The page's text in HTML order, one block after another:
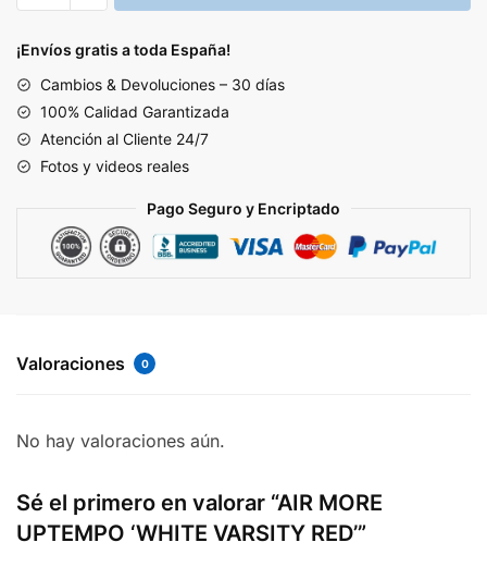
'WHITE
RED'
cantidad
¡Envíos gratis a toda España!
Cambios & Devoluciones – 30 días
100% Calidad Garantizada
Atención al Cliente 24/7
Fotos y videos reales
Pago Seguro y Encriptado
Valoraciones 0
No hay valoraciones aún.
Sé el primero en valorar “AIR MORE
UPTEMPO ‘WHITE VARSITY RED’”